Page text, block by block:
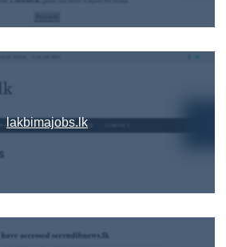
lakbimajobs.lk